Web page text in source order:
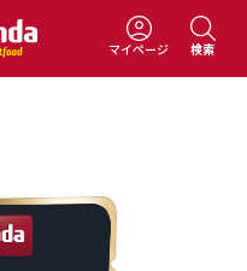
マイページ 検索